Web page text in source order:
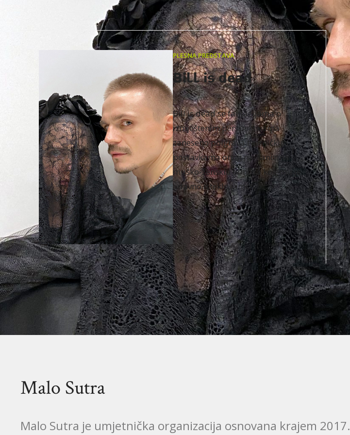
PLESNA PREDSTAVA
Bill is dead
Bill is dead se fantazijama o
izmještenim perspektivama
zaneseno poigrava tvorničkim
postavkama onog mehanizma
muško-ženskih odnosa kojemu je
odavno isteklo jamstvo.
Malo Sutra
Malo Sutra je umjetnička organizacija osnovana krajem 2017.